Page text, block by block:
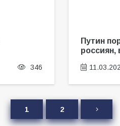
346
Путин
1 2